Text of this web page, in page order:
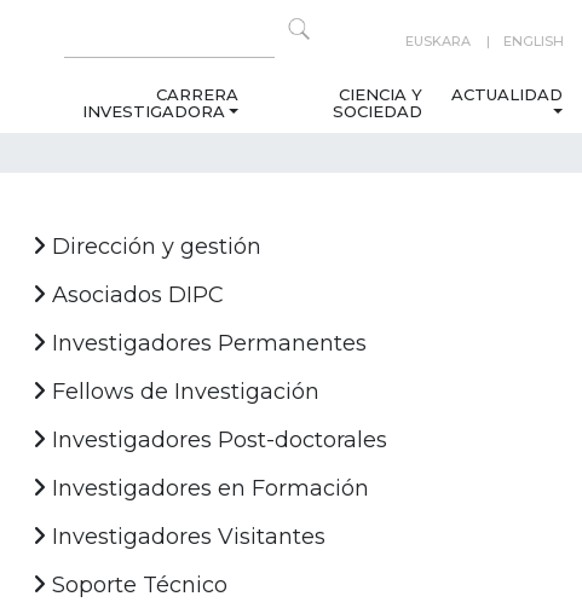
EUSKARA ENGLISH
CARRERA
INVESTIGADORA
CIENCIA Y
SOCIEDAD
ACTUALIDAD
Dirección y gestión
Asociados DIPC
Investigadores Permanentes
Fellows de Investigación
Investigadores Post-doctorales
Investigadores en Formación
Investigadores Visitantes
Soporte Técnico